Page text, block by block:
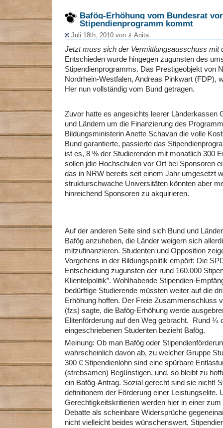
Bafög-Erhöhung vom Bundesrat
Stipendienprogramm kommt
Juli 18th, 2010 von Anita
Jetzt muss sich der Vermittlungsausschuss mit
Entschieden wurde hingegen zugunsten des
Stipendienprogramms. Das Prestigeobjekt von
Nordrhein-Westfalen, Andreas Pinkwart (FDP),
Her nun vollständig vom Bund getragen.
Zuvor hatte es angesichts leerer Länderkassen
und Ländern um die Finanzierung des
Bildungsministerin Anette Schavan die volle
Bund garantierte, passierte das
ist es, 8 % der Studierenden mit monatlich 300
sollen jdie Hochschulen vor Ort bei Sponsoren
das in NRW bereits seit einem Jahr umgesetzt
strukturschwache Universitäten könnten aber
hinreichend Sponsoren zu akquirieren.
Auf der anderen Seite sind sich Bund und
Bafög anzuheben, die Länder weigern sich
mitzufinanzieren. Studenten und Opposition
Vorgehens in der Bildungspolitik empört: Die
Entscheidung zugunsten der rund 160.000
Klientelpolitik”. Wohlhabende Stipendien-
bedürftige Studierende müssten weiter auf die
Erhöhung hoffen. Der Freie Zusammenschluss
(fzs) sagte, die Bafög-Erhöhung werde
Elitenförderung auf den Weg gebracht. Rund ¼
eingeschriebenen Studenten bezieht Bafög.
Meinung: Ob man Bafög oder
wahrscheinlich davon ab, zu welcher Gruppe
300 € Stipendienlohn sind eine spürbare
(strebsamen) Begünstigen, und, so bleibt zu
ein Bafög-Antrag. Sozial gerecht sind sie nicht!
definitionem der Förderung einer Leistungselite.
Gerechtigkeitskritierien werden hier in einer zum
Debatte als scheinbare Widersprüche
nicht vielleicht beides wünschenswert,